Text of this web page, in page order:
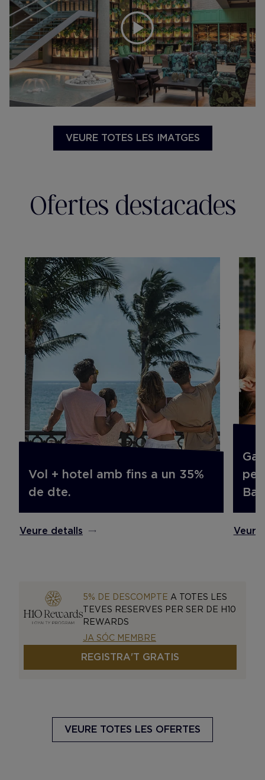
VEURE TOTES LES IMATGES
Ofertes destacades
Vol + hotel amb fins a un 35%
de dte.
Veure detalls
per
Veure
5% DE DESCOMPTE A TOTES LES
TEVES RESERVES PER SER DE H10
REWARDS
JA SÓC MEMBRE
REGISTRA'T GRATIS
VEURE TOTES LES OFERTES